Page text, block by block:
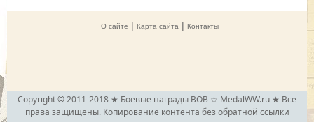
О сайте |Карта сайта |Контакты
Copyright © 2011-2018 ★ Боевые награды ВОВ ☆ MedalWW.ru ★ Все
права защищены. Копирование контента без обратной ссылки